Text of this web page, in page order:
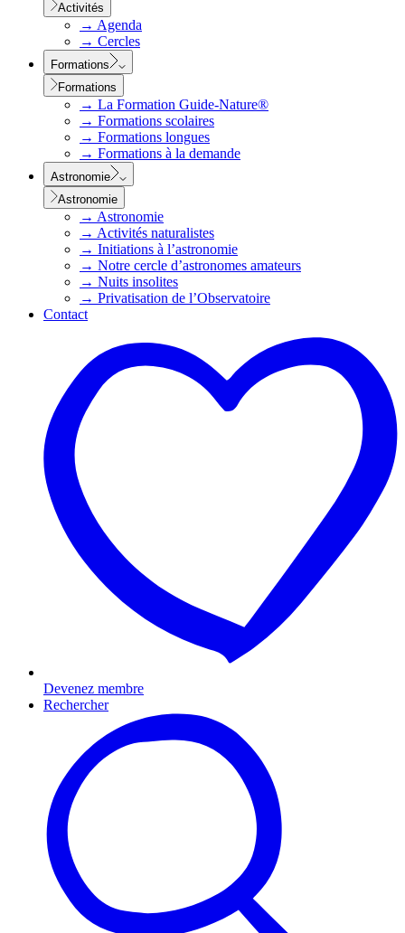
Activités
→ Agenda
→ Cercles
Formations
Formations
→ La Formation Guide-Nature®
→ Formations scolaires
→ Formations longues
→ Formations à la demande
Astronomie
Astronomie
→ Astronomie
→ Activités naturalistes
→ Initiations à l’astronomie
→ Notre cercle d’astronomes amateurs
→ Nuits insolites
→ Privatisation de l’Observatoire
Contact
Devenez membre
Rechercher